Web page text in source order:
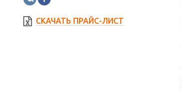
СКАЧАТЬ ПРАЙС-ЛИСТ